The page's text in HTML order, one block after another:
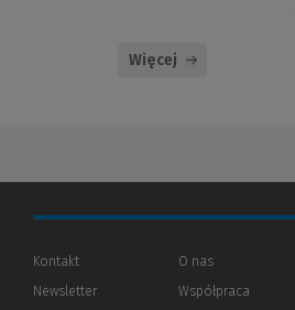
Więcej
Kontakt
Newsletter
O nas
Współpraca